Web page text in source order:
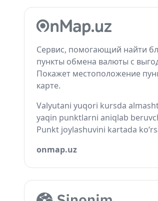
Сервис, помогающий найти
пункты обмена валюты с
Покажет местоположение
карте.
Valyutani yuqori kursda
yaqin punktlarni aniqlab
Punkt joylashuvini kartada
onmap.uz